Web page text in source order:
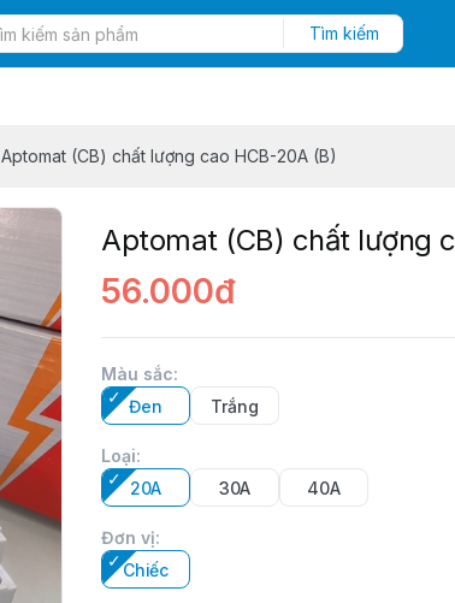
Tìm kiếm
Aptomat (CB) chất lượng cao HCB-20A (B)
Aptomat (CB) chất lượng
56.000đ
Màu sắc:
Đen
Trắng
Loại:
20A
30A 40A
Đơn vị:
Chiếc